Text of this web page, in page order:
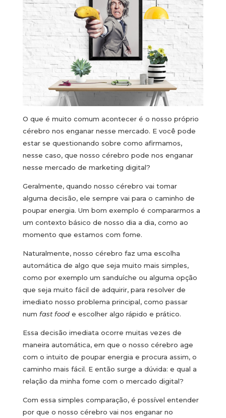
O que é muito comum acontecer é o nosso próprio
cérebro nos enganar nesse mercado. E você pode
estar se questionando sobre como afirmamos,
nesse caso, que nosso cérebro pode nos enganar
nesse mercado de marketing digital?
Geralmente, quando nosso cérebro vai tomar
alguma decisão, ele sempre vai para o caminho de
poupar energia. Um bom exemplo é compararmos a
um contexto básico de nosso dia a dia, como ao
momento que estamos com fome.
Naturalmente, nosso cérebro faz uma escolha
automática de algo que seja muito mais simples,
como por exemplo um sanduíche ou alguma opção
que seja muito fácil de adquirir, para resolver de
imediato nosso problema principal, como passar
num fast foode escolher algo rápido e prático.
Essa decisão imediata ocorre muitas vezes de
maneira automática, em que o nosso cérebro age
com o intuito de poupar energia e procura assim, o
caminho mais fácil. E então surge a dúvida: e qual a
relação da minha fome com o mercado digital?
Com essa simples comparação, é possível entender
por que o nosso cérebro vai nos enganar no